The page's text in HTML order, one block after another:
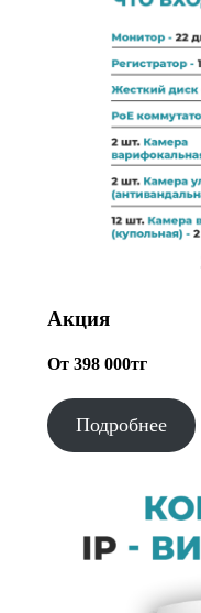
Акция
От 398 000тг
Подробнее